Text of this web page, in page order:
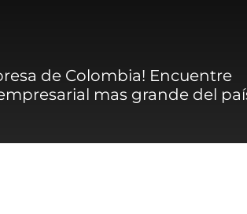
de Colombia! Encuentre
mas grande del